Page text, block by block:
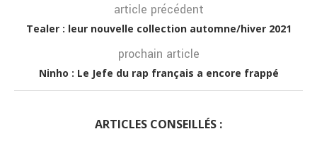
article précédent
Tealer : leur nouvelle collection automne/hiver 2021
prochain article
Ninho : Le Jefe du rap français a encore frappé
ARTICLES CONSEILLÉS :